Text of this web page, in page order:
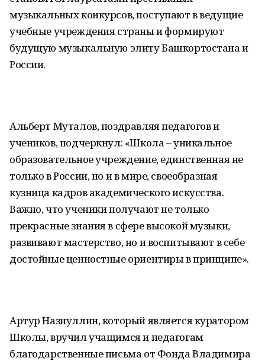
музыкальных конкурсов, поступают в ведущие
учебные учреждения страны и формируют
будущую музыкальную элиту Башкортостана и
России.
Альберт Муталов, поздравляя педагогов и
учеников, подчеркнул: «Школа – уникальное
образовательное учреждение, единственная не
только в России, но и в мире, своеобразная
кузница кадров академического искусства.
Важно, что ученики получают не только
прекрасные знания в сфере высокой музыки,
развивают мастерство, но и воспитывают в себе
достойные ценностные ориентиры в принципе».
Артур Назиуллин, который является куратором
Школы, вручил учащимся и педагогам
благодарственные письма от Фонда Владимира